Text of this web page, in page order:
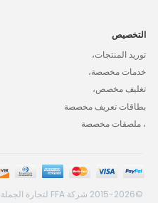
التخصيص
توريد المنتجات،
خدمات مخصصة،
تغليف مخصص،
بطاقات تعريف مخصصة
، ملصقات مخصصة
©2015-2026 شركة FFA لتجارة الجملة، جميع الحقوق محفوظة